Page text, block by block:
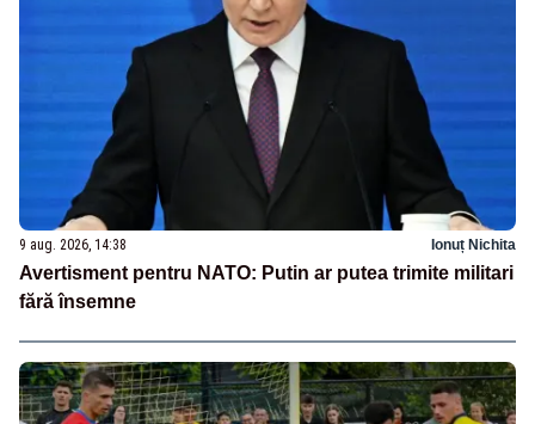
9 aug. 2026, 14:38 Ionuț Nichita
Avertisment pentru NATO: Putin ar putea trimite militari
fără însemne